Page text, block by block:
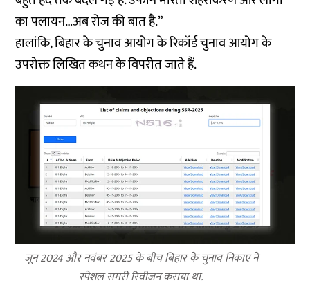
का पलायन…अब रोज की बात है.”
हालांकि, बिहार के चुनाव आयोग के रिकॉर्ड चुनाव आयोग के
उपरोक्त लिखित कथन के विपरीत जाते हैं.
जून 2024 और नवंबर 2025 के बीच बिहार के चुनाव निकाए ने
स्पेशल समरी रिवीजन कराया था.